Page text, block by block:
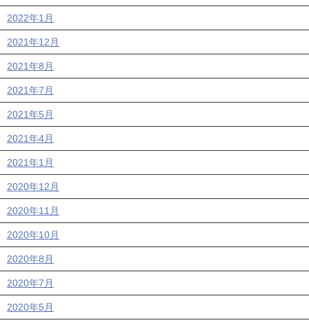
2022年1月
2021年12月
2021年8月
2021年7月
2021年5月
2021年4月
2021年1月
2020年12月
2020年11月
2020年10月
2020年8月
2020年7月
2020年5月